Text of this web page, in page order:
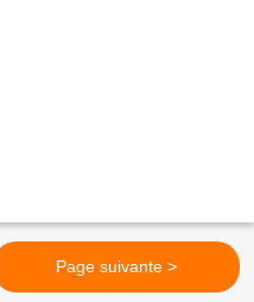
Page suivante >